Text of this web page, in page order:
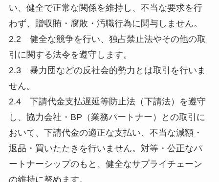
い、健全で正常な関係を維持し、不当な要求を行
わず、贈収賄・腐敗・汚職行為に関与しません。
2.2 健全な競争を行い、独占禁止法やその他の取
引に関する法令を遵守します。
2.3 暴力団などの反社会的勢力とは取引を行いま
せん。
2.4 下請代金支払遅延等防止法（下請法）を遵守
し、協力会社・BP（業務パートナー）との取引に
おいて、下請代金の適正な支払い、不当な減額・
返品・買いたたきを行いません。対等・公正なパ
ートナーシップのもと、健全なサプライチェーン
の維持に努めます。